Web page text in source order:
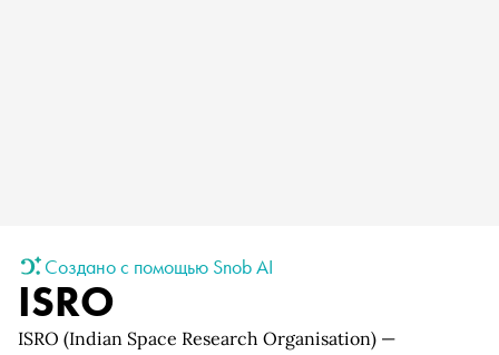
Создано с помощью Snob AI
ISRO
ISRO (Indian Space Research Organisation) —